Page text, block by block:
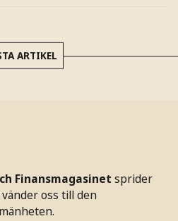
ARTIKEL
Finansmagasinet sprider
oss till den